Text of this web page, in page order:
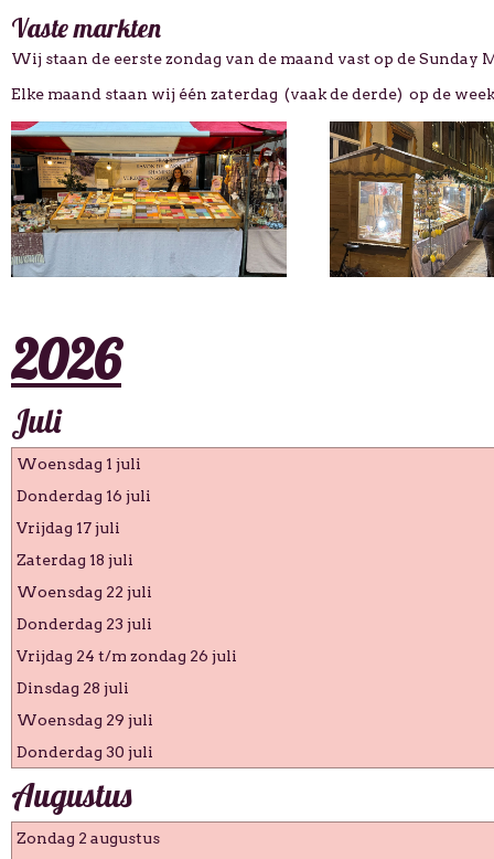
Vaste markten
Wij staan de eerste zondag van de maand vast op de
Elke maand staan wij één zaterdag (vaak de derde) op de
2026
Juli
Woensdag 1 juli
Donderdag 16 juli
Vrijdag 17 juli
Zaterdag 18 juli
Woensdag 22 juli
Donderdag 23 juli
Vrijdag 24 t/m zondag 26 juli
Dinsdag 28 juli
Woensdag 29 juli
Donderdag 30 juli
Augustus
Zondag 2 augustus